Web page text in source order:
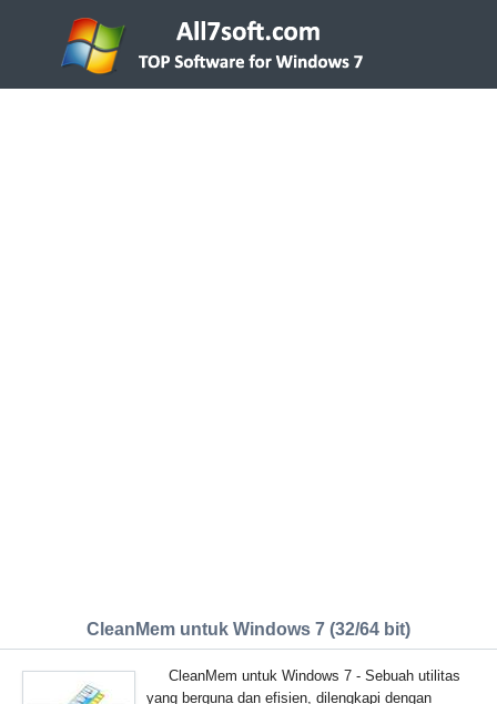
CleanMem untuk Windows 7 (32/64 bit)
CleanMem untuk Windows 7 - Sebuah utilitas
yang berguna dan efisien, dilengkapi dengan